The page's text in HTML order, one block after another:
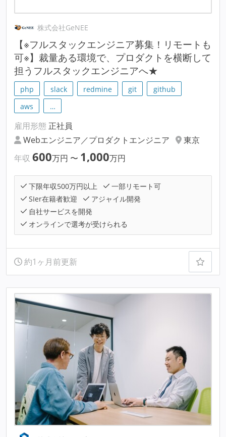
株式会社GeNEE
【※フルスタックエンジニア募集！リモートも
可※】裁量ある環境で、プロダクトを横断して
担うフルスタックエンジニアへ★
php slack redmine git
github
aws
…
雇用形態 正社員
Webエンジニア／プロダクトエンジニア
東京
年収 600万円 〜 1,000万円
下限年収500万円以上
一部リモート可
SIer在籍者歓迎
アジャイル開発
自社サービスを開発
オンラインで選考が受けられる
約1ヶ月前更新